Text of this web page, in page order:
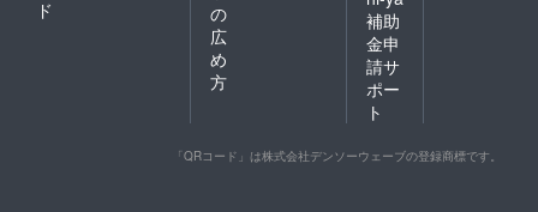
要な場
で、必
ド
の
広
め
方
補助
金申
請サ
ポー
ト
「QRコード」は株式会社デンソーウェーブの登録商標です。